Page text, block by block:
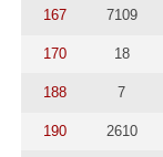
167 7109
170 18
188 7
190 2610